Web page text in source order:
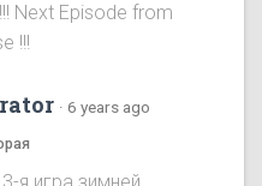
Next Episode from
!!!
· 6 years ago